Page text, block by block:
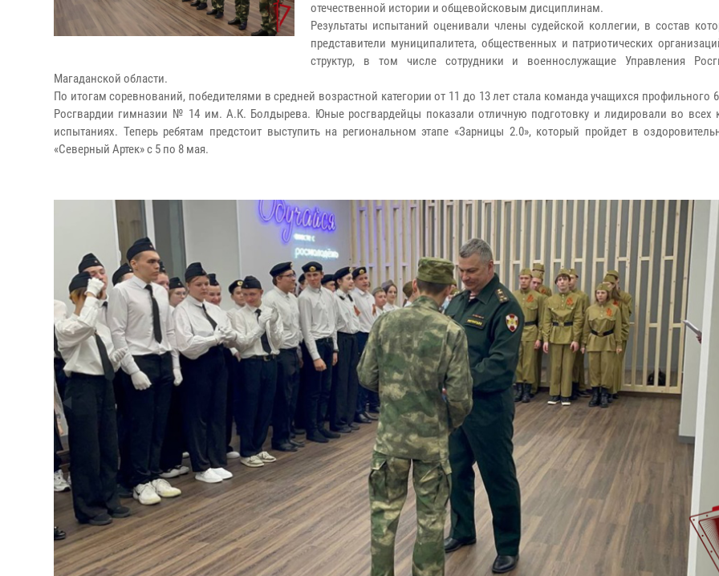
отечественной истории и общевойсковым дисциплинам.
Результаты испытаний оценивали члены судейской коллегии, в состав
представители муниципалитета, общественных и патриотических
структур, в том числе сотрудники и военнослужащие Управления
Магаданской области.
По итогам соревнований, победителями в средней возрастной категории от 11 до 13 лет стала команда учащихся профильного
Росгвардии гимназии № 14 им. А.К. Болдырева. Юные росгвардейцы показали отличную подготовку и лидировали во всех
испытаниях. Теперь ребятам предстоит выступить на региональном этапе «Зарницы 2.0», который пройдет в
«Северный Артек» с 5 по 8 мая.